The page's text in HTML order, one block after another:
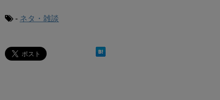
- ネタ・雑談